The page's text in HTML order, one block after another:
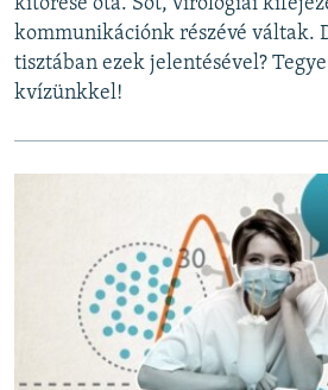
keresésre
SZABADON
TÁRSADALOM
A PÉNZ NYOMÁBAN
KLÍMAVÁLTOZÁS
A MÚLT TANULSÁGAI
kommunikációnk részévé váltak.
tisztában ezek jelentésével?
kvízünkkel!
Feliratkozás